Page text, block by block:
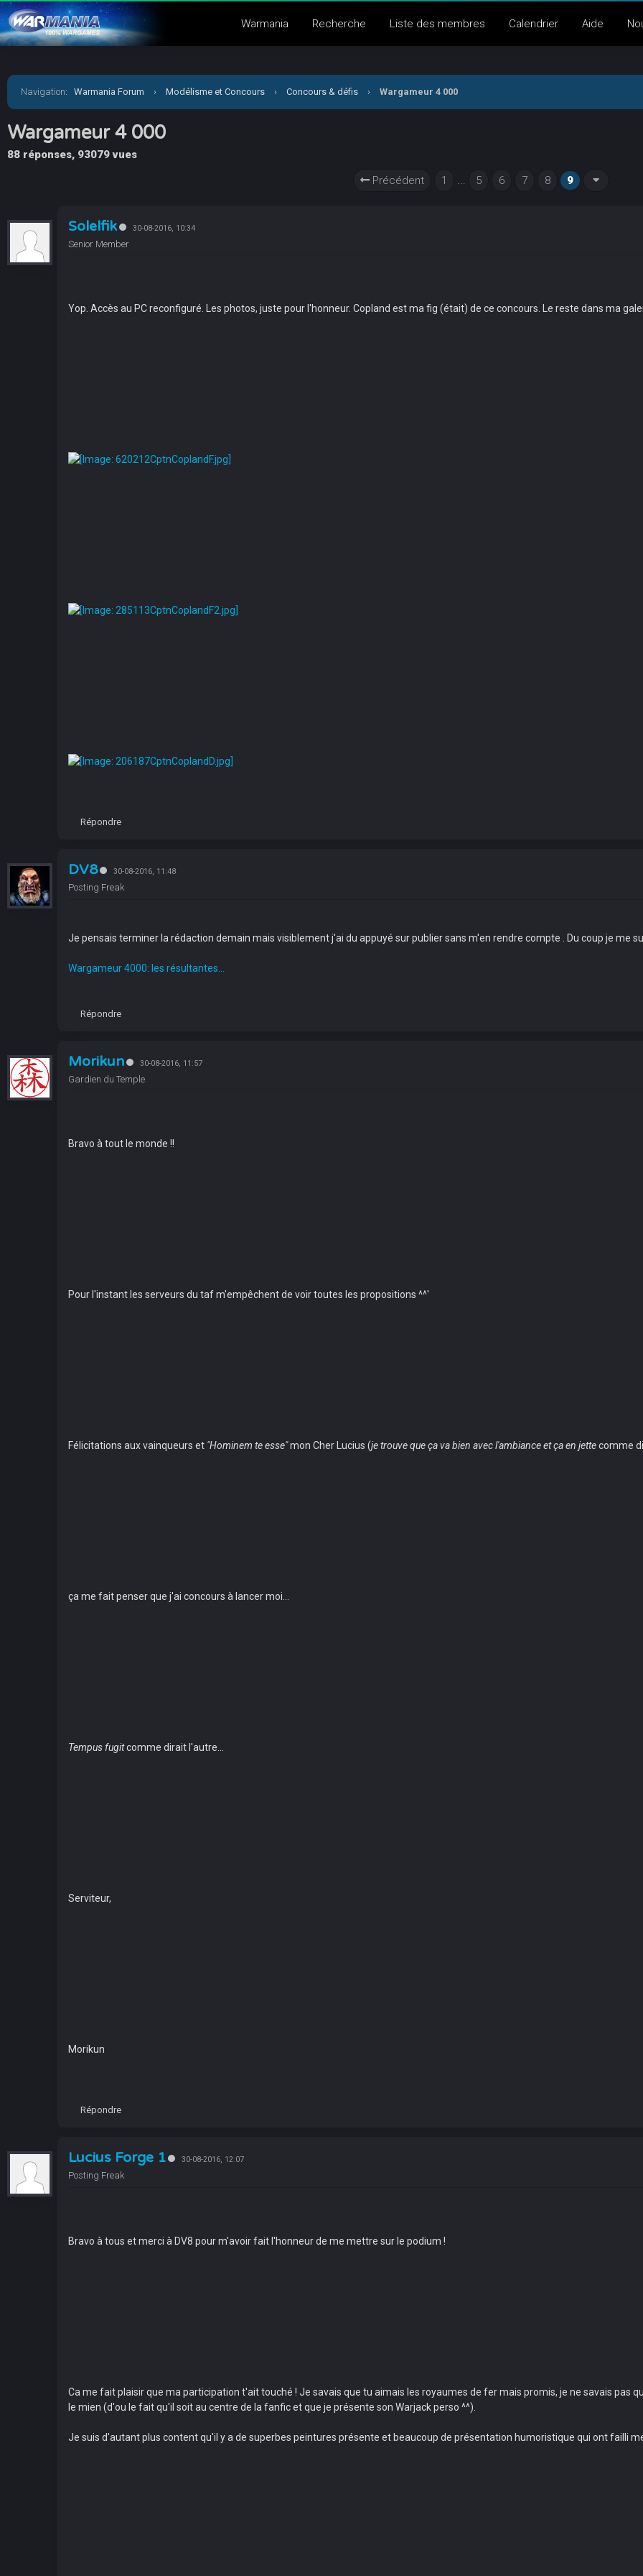
Warmania Recherche Liste des membres Calendrier Aide
Navigation: Warmania Forum › Modélisme et Concours › Concours & défis › Wargameur 4 000
Wargameur 4 000
88 réponses, 93079 vues
Précédent
1 ... 5 6 7 8 9
Solelfik 30-08-2016, 10:34
Senior Member
Yop. Accès au PC reconfiguré. Les photos, juste pour l'honneur. Copland est ma fig (était) de ce concours. Le reste dans ma
Répondre
DV8 30-08-2016, 11:48
Posting Freak
Je pensais terminer la rédaction demain mais visiblement j'ai du appuyé sur publier sans m'en rendre compte . Du coup je me
Wargameur 4000: les résultantes...
Répondre
Morikun 30-08-2016, 11:57
Gardien du Temple
Bravo à tout le monde !!
Pour l'instant les serveurs du taf m'empêchent de voir toutes les propositions ^^'
Félicitations aux vainqueurs et "Hominem te esse"mon Cher Lucius (je trouve que ça va bien avec l'ambiance et ça en jettecomme
ça me fait penser que j'ai concours à lancer moi...
Tempus fugitcomme dirait l'autre...
Serviteur,
Morikun
Répondre
Lucius Forge 1 30-08-2016, 12:07
Posting Freak
Bravo à tous et merci à DV8 pour m'avoir fait l'honneur de me mettre sur le podium !
Ca me fait plaisir que ma participation t'ait touché ! Je savais que tu aimais les royaumes de fer mais promis, je ne savais pas
le mien (d'ou le fait qu'il soit au centre de la fanfic et que je présente son Warjack perso ^^).
Je suis d'autant plus content qu'il y a de superbes peintures présente et beaucoup de présentation humoristique qui ont failli